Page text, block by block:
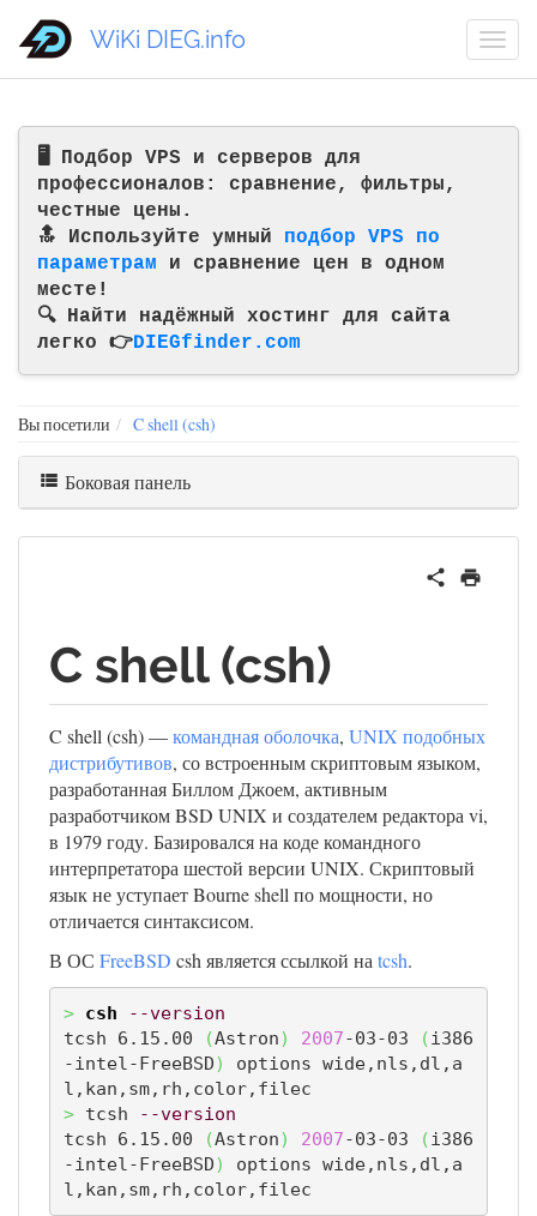
🖥️ Подбор VPS и серверов для
профессионалов: сравнение, фильтры,
честные цены.
🔝 Используйте умный подбор VPS по
параметрам и сравнение цен в одном
месте!
🔍 Найти надёжный хостинг для сайта
легко 👉DIEGfinder.com
WiKi DIEG.info
Вы посетили C shell (csh)
Боковая панель
C shell (csh)
C shell (csh) —командная оболочка, UNIX подобных
дистрибутивов, со встроенным скриптовым языком,
разработанная Биллом Джоем, активным
разработчиком BSD UNIX и создателем редактора vi,
в 1979 году. Базировался на коде командного
интерпретатора шестой версии UNIX. Скриптовый
язык не уступает Bourne shell по мощности, но
отличается синтаксисом.
В ОС FreeBSD csh является ссылкой на tcsh.
> csh
--version
tcsh 6.15.00
(Astron) 2007-03-03 (i386
-intel-FreeBSD)
options wide,nls,dl,a
> tcsh
--version
tcsh 6.15.00
(Astron) 2007-03-03 (i386
-intel-FreeBSD)
options wide,nls,dl,a
l,kan,sm,rh,color,filec